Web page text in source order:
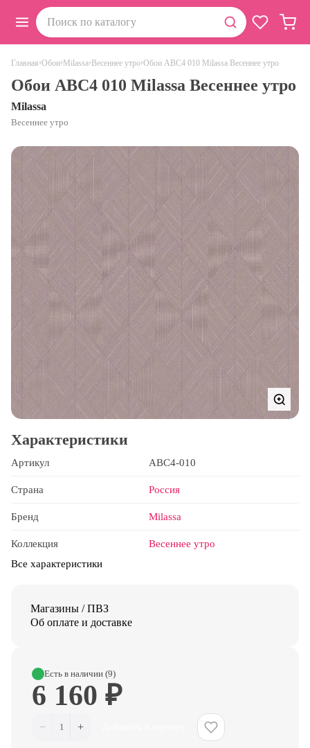
Главная›Обои› Milassa› Весеннее утро›Обои ABC4 010 Milassa Весеннее утро
Обои ABC4 010 Milassa Весеннее утро
Milassa
Весеннее утро
Характеристики
Артикул ABC4-010
Страна Россия
Бренд Milassa
Коллекция
Весеннее утро
Все характеристики
Магазины / ПВЗ
Об оплате и доставке
Есть в наличии (9)
6 160 ₽
− 1 +